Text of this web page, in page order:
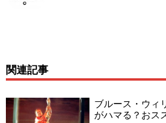
関連記事
ブルース・ウィ
がハマる？おス